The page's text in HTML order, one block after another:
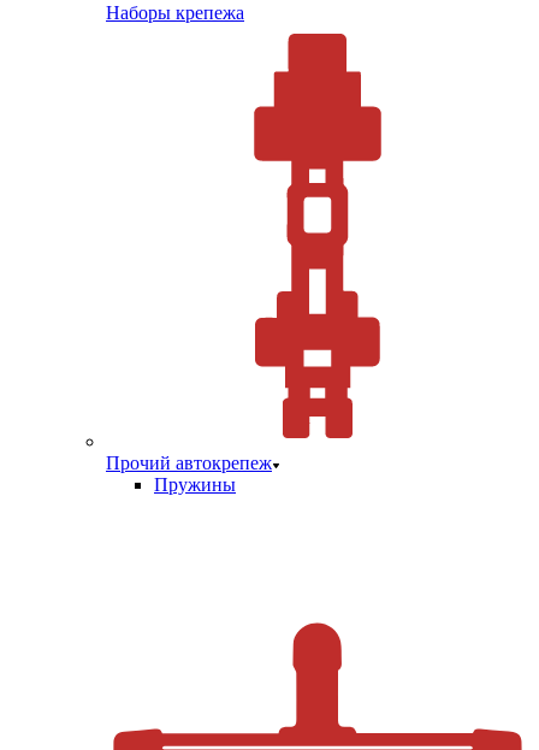
Наборы крепежа
Прочий автокрепеж
Пружины